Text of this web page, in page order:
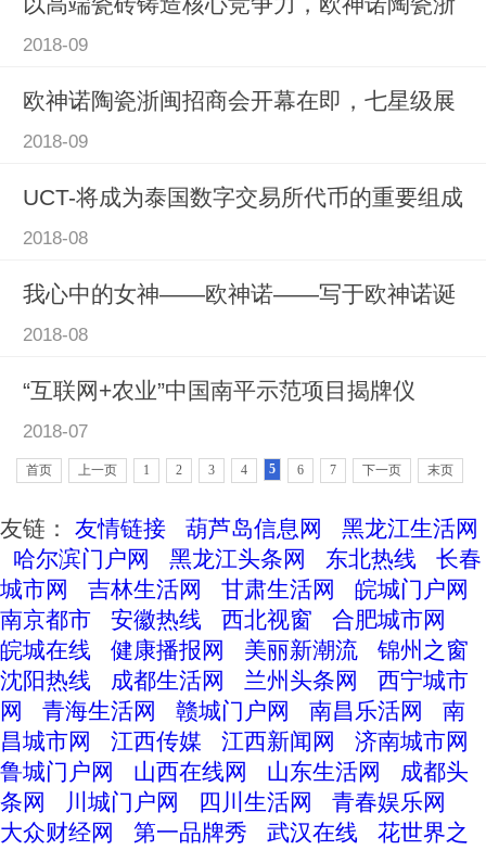
2018-09
欧神诺陶瓷浙闽招商会开幕在即，七星级展
2018-09
UCT-将成为泰国数字交易所代币的重要组成
2018-08
我心中的女神——欧神诺——写于欧神诺诞
2018-08
“互联网+农业”中国南平示范项目揭牌仪
2018-07
首页 上一页 1 2 3 4 5 6 7 下一页 末页
友链： 友情链接 葫芦岛信息网
黑龙江生活网
哈尔滨门户网
黑龙江头条网 东北热线
长春
城市网
吉林生活网 甘肃生活网
皖城门户网
南京都市
安徽热线 西北视窗
合肥城市网
皖城在线
健康播报网 美丽新潮流
锦州之窗
沈阳热线
成都生活网 兰州头条网
西宁城市
网
青海生活网 赣城门户网 南昌乐活网
南
昌城市网
江西传媒 江西新闻网
济南城市网
鲁城门户网
山西在线网 山东生活网
成都头
条网
川城门户网 四川生活网
青春娱乐网
大众财经网
第一品牌秀 武汉在线
花世界之